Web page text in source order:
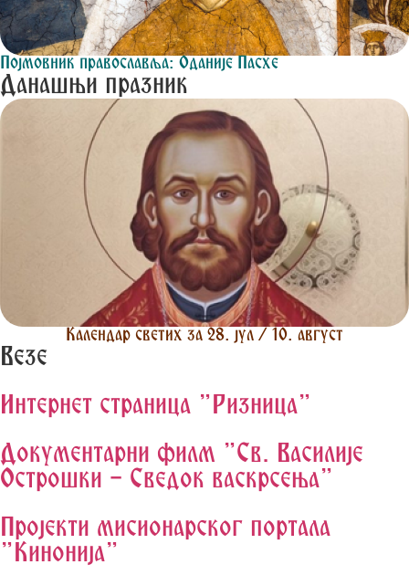
Појмовник православља: Оданије Пасхе
Данашњи празник
Календар светих за 28. јул / 10. август
Везе
Интернет страница "Ризница"
Документарни филм "Св. Василије
Острошки - Сведок васкрсења"
Пројекти мисионарског портала
"Кинонија"